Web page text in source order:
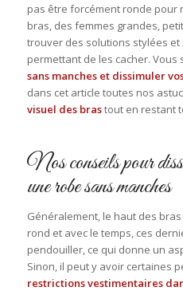
pas être forcément ronde pour
bras, des femmes grandes,
trouver des solutions stylées
permettant de les cacher.
sans manches et dissimuler
dans cet article toutes nos
visuel des brastout en restant
Nos conseils pour
une robe sans manches
Généralement, le haut des
rond et avec le temps, ces
pendouiller, ce qui donne un
Sinon, il peut y avoir certaines
restrictions vestimentaires